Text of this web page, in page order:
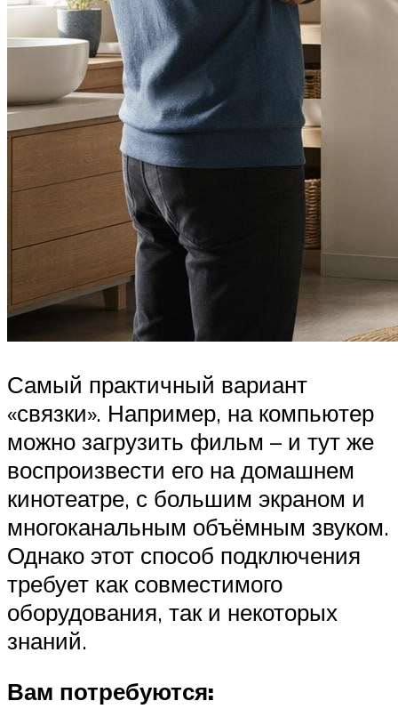
Самый практичный вариант
«связки». Например, на компьютер
можно загрузить фильм – и тут же
воспроизвести его на домашнем
кинотеатре, с большим экраном и
многоканальным объёмным звуком.
Однако этот способ подключения
требует как совместимого
оборудования, так и некоторых
знаний.
Вам потребуются: